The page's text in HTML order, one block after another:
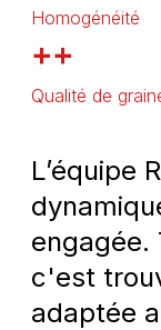
Homogénéité
++
Qualité de
L’équipe
engagée.
c'est
adaptée